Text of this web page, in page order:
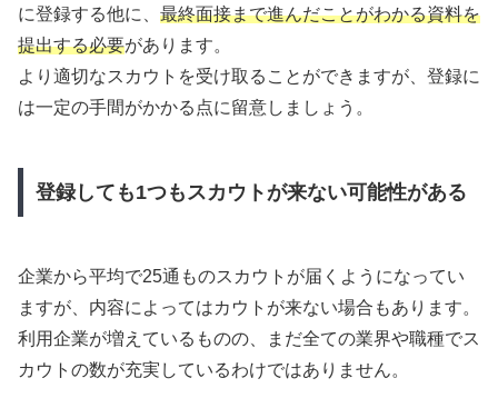
に登録する他に、 最終面接まで進んだことがわかる資料を
提出する必要があります。
より適切なスカウトを受け取ることができますが、登録に
は一定の手間がかかる点に留意しましょう。
登録しても1つもスカウトが来ない可能性がある
企業から平均で25通ものスカウトが届くようになってい
ますが、内容によってはカウトが来ない場合もあります。
利用企業が増えているものの、まだ全ての業界や職種でス
カウトの数が充実しているわけではありません。